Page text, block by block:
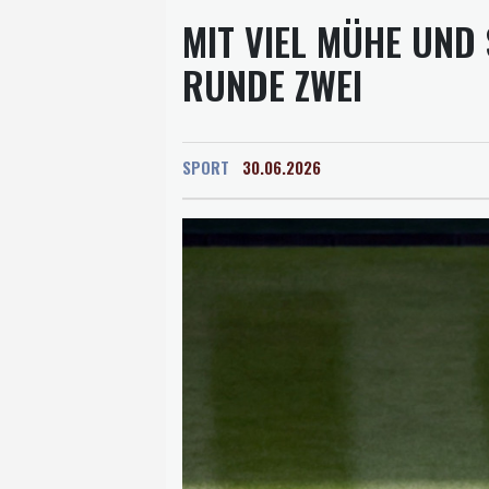
MIT VIEL MÜHE UND
RUNDE ZWEI
SPORT 30.06.2026